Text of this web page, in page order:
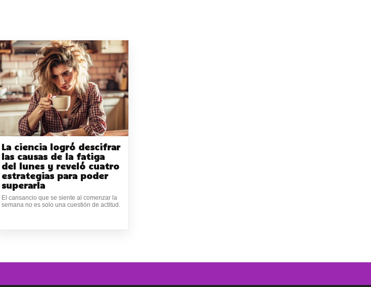
La ciencia logró descifrar
las causas de la fatiga
del lunes y reveló cuatro
estrategias para poder
superarla
El cansancio que se siente al comenzar la
semana no es solo una cuestión de actitud.